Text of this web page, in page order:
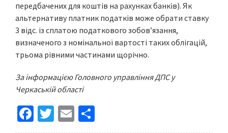
передбачених для коштів на рахунках банків). Як
альтернативу платник податків може обрати ставку
3 відс. із сплатою податкового зобов’язання,
визначеного з номінальної вартості таких облігацій,
трьома рівними частинами щорічно.
За інформацією Головного управління ДПС у
Черкаській області
Fa T
E